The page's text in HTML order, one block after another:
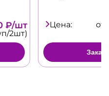
₽/шт
2шт)
Цена: от